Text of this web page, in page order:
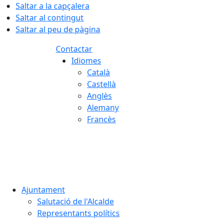
Saltar a la capçalera
Saltar al contingut
Saltar al peu de pàgina
Contactar
Idiomes
Català
Castellà
Anglès
Alemany
Francès
Ajuntament
Salutació de l'Alcalde
Representants polítics